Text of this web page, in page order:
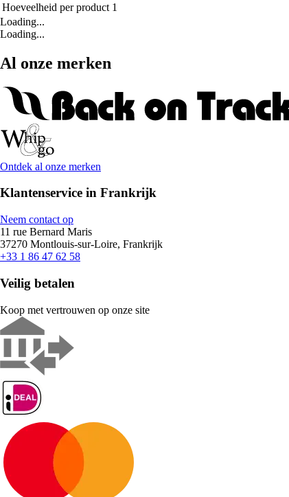
Hoeveelheid per product 1
Loading...
Loading...
Al onze merken
Ontdek al onze merken
Klantenservice in Frankrijk
Neem contact op
11 rue Bernard Maris
37270 Montlouis-sur-Loire, Frankrijk
+33 1 86 47 62 58
Veilig betalen
Koop met vertrouwen op onze site